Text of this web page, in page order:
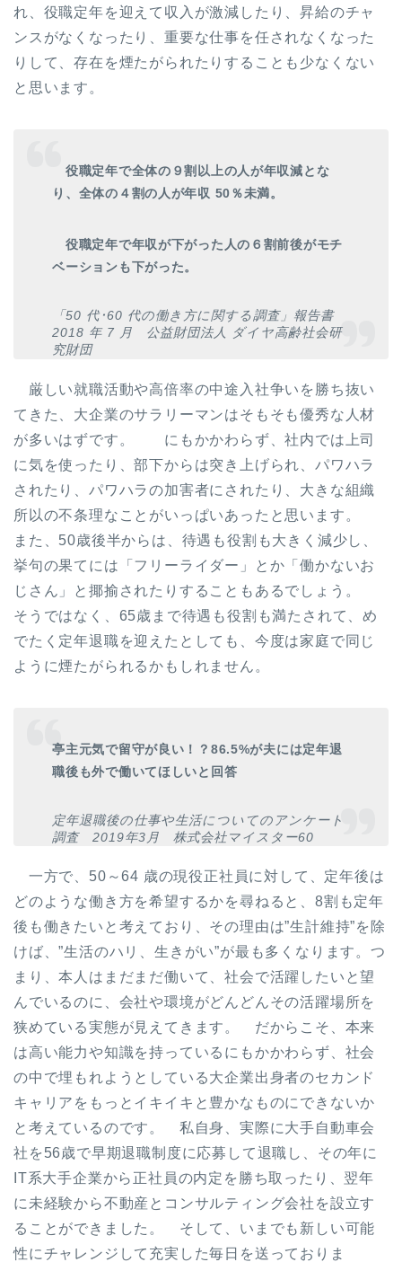
れ、役職定年を迎えて収入が激減したり、昇給のチャ
ンスがなくなったり、重要な仕事を任されなくなった
りして、存在を煙たがられたりすることも少なくない
と思います。
役職定年で全体の９割以上の人が年収減とな
り、 全体の４割の人が年収 50％未満。
役職定年で年収が下がった人の６割前後がモチ
ベーションも下がった。
「50 代･60 代の働き方に関する調査」報告書
2018 年 7 月 公益財団法人 ダイヤ高齢社会研
究財団
厳しい就職活動や高倍率の中途入社争いを勝ち抜い
てきた、大企業のサラリーマンはそもそも優秀な人材
が多いはずです。 にもかかわらず、社内では上司
に気を使ったり、部下からは突き上げられ、パワハラ
されたり、パワハラの加害者にされたり、大きな組織
所以の不条理なことがいっぱいあったと思います。
また、50歳後半からは、待遇も役割も大きく減少し、
挙句の果てには「フリーライダー」とか「働かないお
じさん」と揶揄されたりすることもあるでしょう。
そうではなく、65歳まで待遇も役割も満たされて、め
でたく定年退職を迎えたとしても、今度は家庭で同じ
ように煙たがられるかもしれません。
亭主元気で留守が良い！？86.5%が夫には定年退
職後も外で働いてほしいと回答
定年退職後の仕事や生活についてのアンケート
調査 2019年3月 株式会社マイスター60
一方で、50～64 歳の現役正社員に対して、定年後は
どのような働き方を希望するかを尋ねると、8割も定年
後も働きたいと考えており、その理由は”生計維持”を除
けば、”生活のハリ、生きがい”が最も多くなります。つ
まり、本人はまだまだ働いて、社会で活躍したいと望
んでいるのに、会社や環境がどんどんその活躍場所を
狭めている実態が見えてきます。 だからこそ、本来
は高い能力や知識を持っているにもかかわらず、社会
の中で埋もれようとしている大企業出身者のセカンド
キャリアをもっとイキイキと豊かなものにできないか
と考えているのです。 私自身、実際に大手自動車会
社を56歳で早期退職制度に応募して退職し、その年に
IT系大手企業から正社員の内定を勝ち取ったり、翌年
に未経験から不動産とコンサルティング会社を設立す
ることができました。 そして、いまでも新しい可能
性にチャレンジして充実した毎日を送っておりま